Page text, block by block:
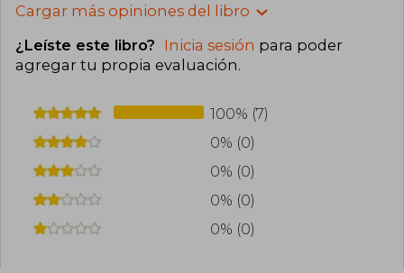
Cargar más opiniones del libro
¿Leíste este libro? Inicia sesión para poder
agregar tu propia evaluación.
100% (7)
0% (0)
0% (0)
0% (0)
0% (0)